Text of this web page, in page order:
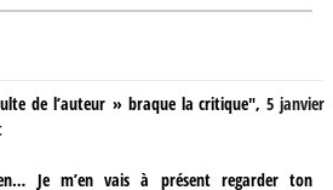
de l’auteur » braque la critique",5 janvier
Je m’en vais à présent regarder ton